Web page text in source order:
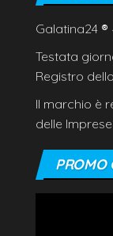
Galatina24 ®
Testata
Registro
Il marchio è
delle
PROMO